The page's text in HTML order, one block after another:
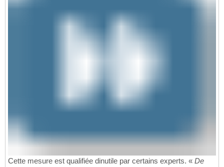
Cette mesure est qualifiée dinutile par certains experts. « De